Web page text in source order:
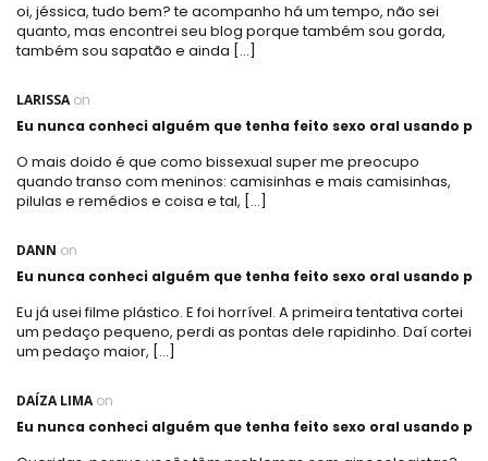
oi, jéssica, tudo bem? te acompanho há um tempo, não sei
quanto, mas encontrei seu blog porque também sou gorda,
também sou sapatão e ainda […]
LARISSAon
Eu nunca conheci alguém que tenha feito sexo oral usando
O mais doido é que como bissexual super me preocupo
quando transo com meninos: camisinhas e mais camisinhas,
pilulas e remédios e coisa e tal, […]
DANN on
Eu nunca conheci alguém que tenha feito sexo oral usando
Eu já usei filme plástico. E foi horrível. A primeira tentativa cortei
um pedaço pequeno, perdi as pontas dele rapidinho. Daí cortei
um pedaço maior, […]
DAÍZA LIMAon
Eu nunca conheci alguém que tenha feito sexo oral usando